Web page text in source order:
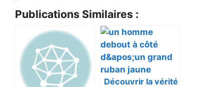
Publications Similaires :
Découvrir la vérité